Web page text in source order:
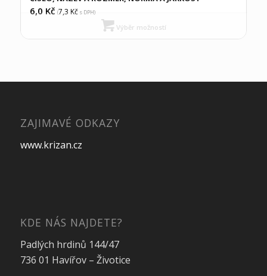
6,0 Kč (7,3 Kčs DPH)
Výběr možností
ZAJIMAVÉ ODKAZY
www.krizan.cz
KDE NÁS NAJDETE?
Padlých hrdinů 144/47
736 01 Havířov – Životice